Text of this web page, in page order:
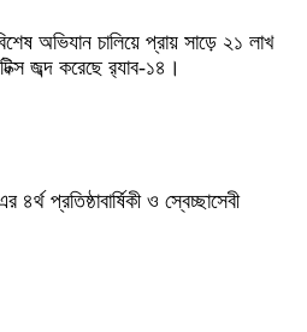
অভিযান চালিয়ে প্রায় সাড়ে ২১ লাখ
জব্দ করেছে র‌্যাব-১৪।
প্রতিষ্ঠাবার্ষিকী ও স্বেচ্ছাসেবী